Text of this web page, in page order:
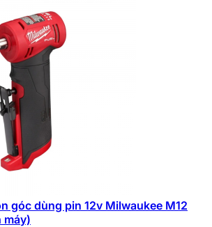
góc dùng pin 12v Milwaukee M12
máy)